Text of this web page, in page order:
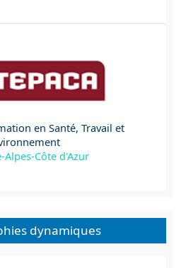
en Santé, Travail et
Alpes-Côte d'Azur
dynamiques